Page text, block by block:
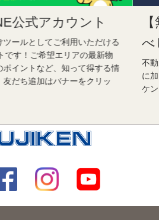
公式アカウント
ールとしてご利用いただける
です！ご希望エリアの最新物
ポイントなど、知って得する情
だち追加はバナーをクリッ
べ
不
に
ケ